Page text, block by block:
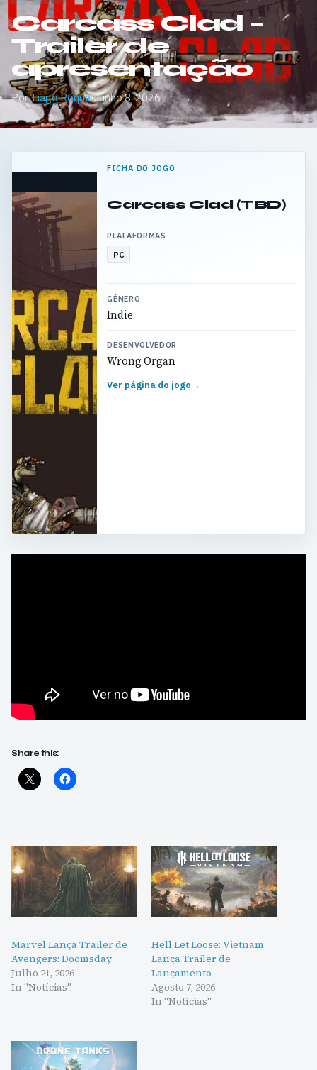
Carcass Clad –
Trailer de
apresentação
PorTiago Roque·Junho 8, 2026
FICHA DO JOGO
Carcass Clad (TBD)
PLATAFORMAS
PC
GÉNERO
Indie
DESENVOLVEDOR
Wrong Organ
Ver página do jogo→
Share this:
Marvel Lança Trailer de
Avengers: Doomsday
Julho 21, 2026
In "Notícias"
Hell Let Loose: Vietnam
Lança Trailer de
Lançamento
Agosto 7, 2026
In "Notícias"